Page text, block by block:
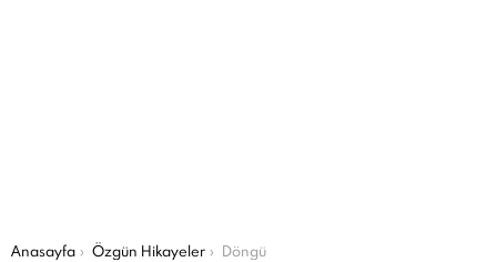
Şu an buradasın:
Anasayfa Özgün Hikayeler Döngü